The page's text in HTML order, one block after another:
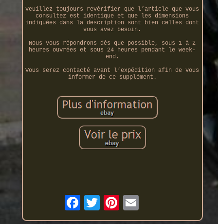
Veuillez toujours revérifier que l’article que vous
consultez est identique et que les dimensions
indiquées dans la description sont bien celles dont
vous avez besoin.
Nous vous répondrons dès que possible, sous 1 à 2
heures ouvrées et sous 24 heures pendant le week-
end.
Vous serez contacté avant l’expédition afin de vous
informer de ce supplément.